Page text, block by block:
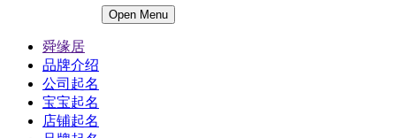
Open Menu
舜缘居
品牌介绍
公司起名
宝宝起名
店铺起名